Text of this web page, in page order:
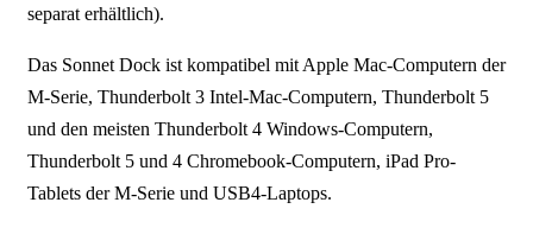
separat erhältlich).
Das Sonnet Dock ist kompatibel mit Apple Mac-Computern der
M-Serie, Thunderbolt 3 Intel-Mac-Computern, Thunderbolt 5
und den meisten Thunderbolt 4 Windows-Computern,
Thunderbolt 5 und 4 Chromebook-Computern, iPad Pro-
Tablets der M-Serie und USB4-Laptops.